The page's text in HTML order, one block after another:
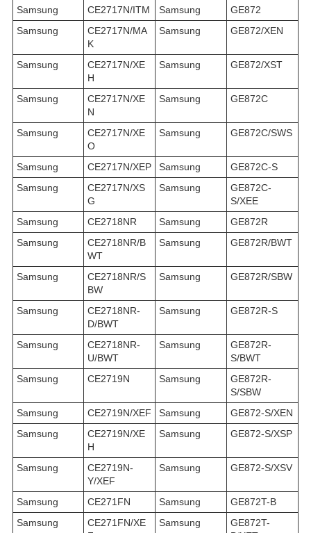
Samsung
CE2717N/ITM Samsung
GE872
Samsung
CE2717N/MA
K
Samsung GE872/XEN
Samsung
CE2717N/XE
H
Samsung GE872/XST
Samsung
CE2717N/XE
N
Samsung GE872C
Samsung
CE2717N/XE
O
Samsung GE872C/SWS
Samsung CE2717N/XEP Samsung
GE872C-S
Samsung
CE2717N/XS
G
Samsung
GE872C-
S/XEE
Samsung
CE2718NR Samsung
GE872R
Samsung
CE2718NR/B
WT
Samsung GE872R/BWT
Samsung
CE2718NR/S
BW
Samsung GE872R/SBW
Samsung
CE2718NR-
D/BWT
Samsung GE872R-S
Samsung
CE2718NR-
U/BWT
Samsung
GE872R-
S/BWT
Samsung
CE2719N Samsung
GE872R-
S/SBW
Samsung
CE2719N/XEF Samsung
GE872-S/XEN
Samsung
CE2719N/XE
H
Samsung GE872-S/XSP
Samsung
CE2719N-
Y/XEF
Samsung GE872-S/XSV
Samsung CE271FN Samsung
GE872T-B
Samsung
CE271FN/XE
Samsung
GE872T-